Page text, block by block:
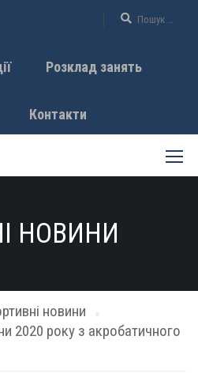
Розклад занять
Контакти
НОВИНИ
новини
2020 року з акробатичного